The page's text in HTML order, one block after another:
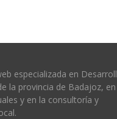
especializada en
la provincia de Badajoz, en
y en la consultoría y